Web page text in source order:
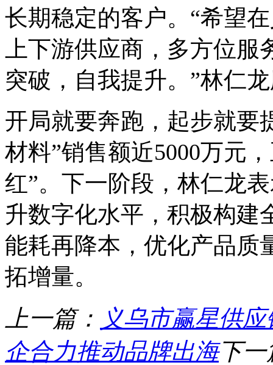
长期稳定的客户。“希望
上下游供应商，多方位
突破，自我提升。”林仁
开局就要奔跑，起步就要
材料”销售额近5000万元
红”。下一阶段，林仁龙
升数字化水平，积极构建
能耗再降本，优化产品质
拓增量。
上一篇： 义乌市赢星供
企合力推动品牌出海下一